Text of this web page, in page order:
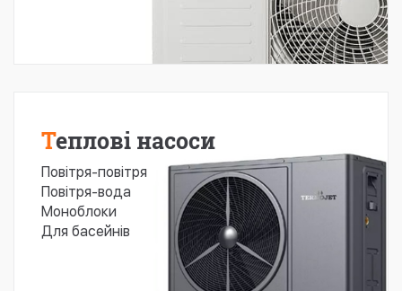
Теплові насоси
Повітря-повітря
Повітря-вода
Моноблоки
Для басейнів